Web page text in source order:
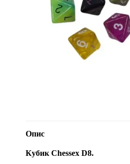
Опис
Кубик Chessex D8.